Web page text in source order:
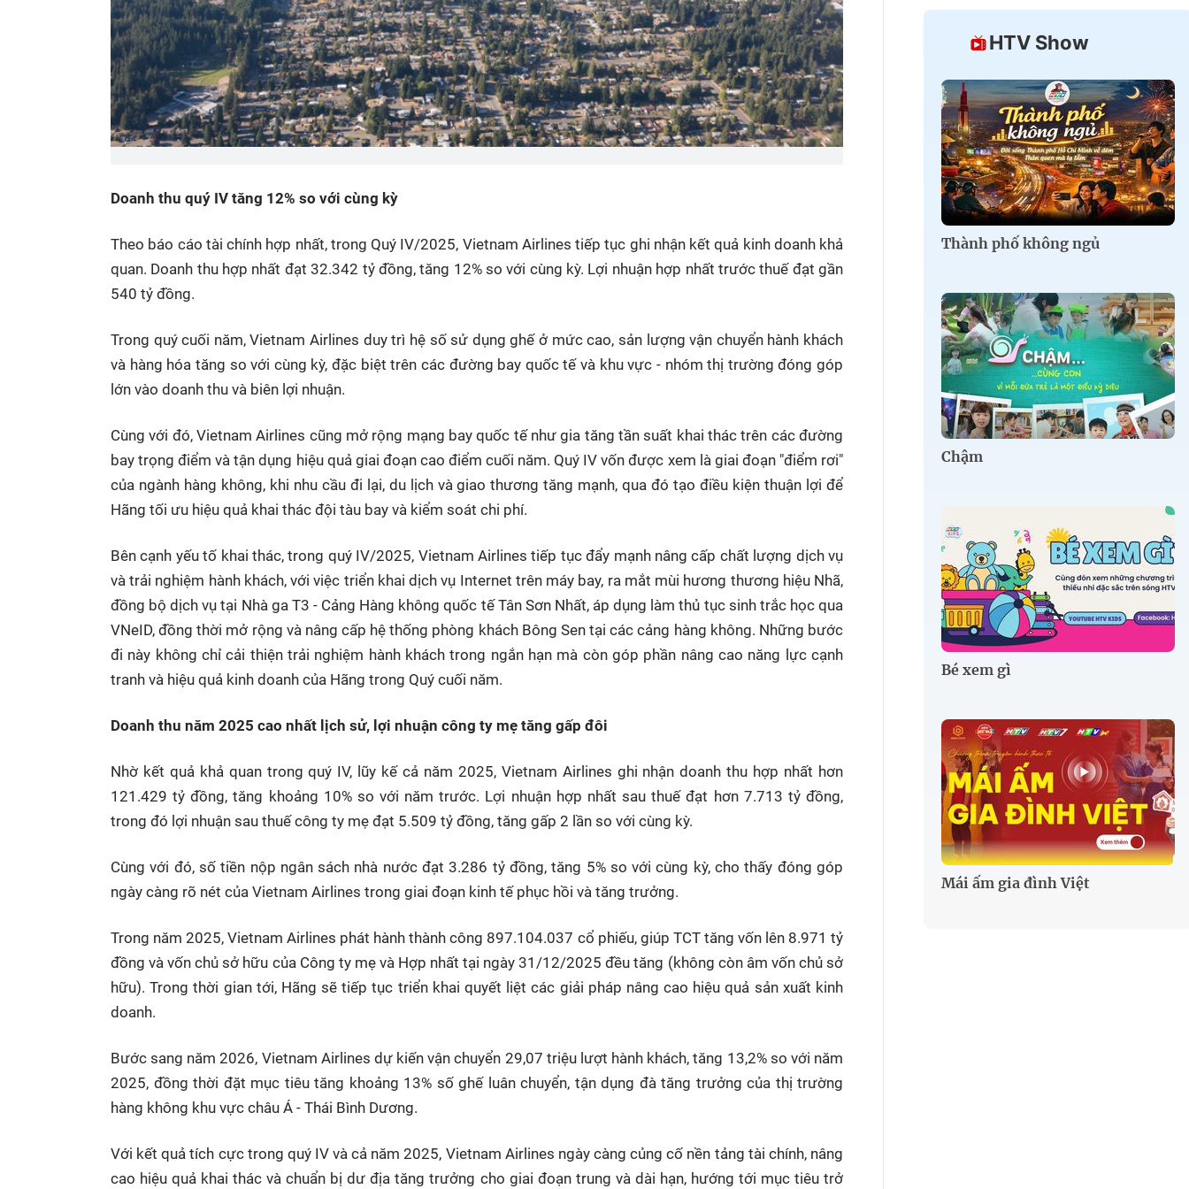
Doanh thu quý IV tăng 12% so với cùng kỳ
Theo báo cáo tài chính hợp nhất, trong Quý IV/2025, Vietnam Airlines tiếp tục ghi nhận kết quả kinh doanh khả
quan. Doanh thu hợp nhất đạt 32.342 tỷ đồng, tăng 12% so với cùng kỳ. Lợi nhuận hợp nhất trước thuế đạt gần
540 tỷ đồng.
Trong quý cuối năm, Vietnam Airlines duy trì hệ số sử dụng ghế ở mức cao, sản lượng vận chuyển hành khách
và hàng hóa tăng so với cùng kỳ, đặc biệt trên các đường bay quốc tế và khu vực - nhóm thị trường đóng góp
lớn vào doanh thu và biên lợi nhuận.
Cùng với đó, Vietnam Airlines cũng mở rộng mạng bay quốc tế như gia tăng tần suất khai thác trên các đường
bay trọng điểm và tận dụng hiệu quả giai đoạn cao điểm cuối năm. Quý IV vốn được xem là giai đoạn "điểm rơi"
của ngành hàng không, khi nhu cầu đi lại, du lịch và giao thương tăng mạnh, qua đó tạo điều kiện thuận lợi để
Hãng tối ưu hiệu quả khai thác đội tàu bay và kiểm soát chi phí.
Bên cạnh yếu tố khai thác, trong quý IV/2025, Vietnam Airlines tiếp tục đẩy mạnh nâng cấp chất lượng dịch vụ
và trải nghiệm hành khách, với việc triển khai dịch vụ Internet trên máy bay, ra mắt mùi hương thương hiệu Nhã,
đồng bộ dịch vụ tại Nhà ga T3 - Cảng Hàng không quốc tế Tân Sơn Nhất, áp dụng làm thủ tục sinh trắc học qua
VNeID, đồng thời mở rộng và nâng cấp hệ thống phòng khách Bông Sen tại các cảng hàng không. Những bước
đi này không chỉ cải thiện trải nghiệm hành khách trong ngắn hạn mà còn góp phần nâng cao năng lực cạnh
tranh và hiệu quả kinh doanh của Hãng trong Quý cuối năm.
Doanh thu năm 2025 cao nhất lịch sử, lợi nhuận công ty mẹ tăng gấp đôi
Nhờ kết quả khả quan trong quý IV, lũy kế cả năm 2025, Vietnam Airlines ghi nhận doanh thu hợp nhất hơn
121.429 tỷ đồng, tăng khoảng 10% so với năm trước. Lợi nhuận hợp nhất sau thuế đạt hơn 7.713 tỷ đồng,
trong đó lợi nhuận sau thuế công ty mẹ đạt 5.509 tỷ đồng, tăng gấp 2 lần so với cùng kỳ.
Cùng với đó, số tiền nộp ngân sách nhà nước đạt 3.286 tỷ đồng, tăng 5% so với cùng kỳ, cho thấy đóng góp
ngày càng rõ nét của Vietnam Airlines trong giai đoạn kinh tế phục hồi và tăng trưởng.
Trong năm 2025, Vietnam Airlines phát hành thành công 897.104.037 cổ phiếu, giúp TCT tăng vốn lên 8.971 tỷ
đồng và vốn chủ sở hữu của Công ty mẹ và Hợp nhất tại ngày 31/12/2025 đều tăng (không còn âm vốn chủ sở
hữu). Trong thời gian tới, Hãng sẽ tiếp tục triển khai quyết liệt các giải pháp nâng cao hiệu quả sản xuất kinh
doanh.
Bước sang năm 2026, Vietnam Airlines dự kiến vận chuyển 29,07 triệu lượt hành khách, tăng 13,2% so với năm
2025, đồng thời đặt mục tiêu tăng khoảng 13% số ghế luân chuyển, tận dụng đà tăng trưởng của thị trường
hàng không khu vực châu Á - Thái Bình Dương.
Với kết quả tích cực trong quý IV và cả năm 2025, Vietnam Airlines ngày càng củng cố nền tảng tài chính, nâng
cao hiệu quả khai thác và chuẩn bị dư địa tăng trưởng cho giai đoạn trung và dài hạn, hướng tới mục tiêu trở
HTV Show
Thành phố không ngủ
Chậm
Bé xem gì
Mái ấm gia đình Việt